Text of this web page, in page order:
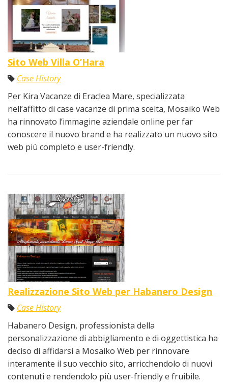
Sito Web Villa O’Hara
Case History
Per Kira Vacanze di Eraclea Mare, specializzata
nell’affitto di case vacanze di prima scelta, Mosaiko Web
ha rinnovato l’immagine aziendale online per far
conoscere il nuovo brand e ha realizzato un nuovo sito
web più completo e user-friendly.
Realizzazione Sito Web per Habanero Design
Case History
Habanero Design, professionista della
personalizzazione di abbigliamento e di oggettistica ha
deciso di affidarsi a Mosaiko Web per rinnovare
interamente il suo vecchio sito, arricchendolo di nuovi
contenuti e rendendolo più user-friendly e fruibile.